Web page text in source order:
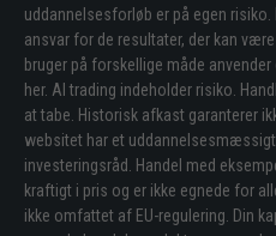
uddannelsesforløb er på egen
ansvar for de resultater, der kan
bruger på forskellige måde
her. Al trading indeholder risiko.
at tabe. Historisk afkast garanterer
websitet har et
investeringsråd. Handel med
kraftigt i pris og er ikke egnede for
ikke omfattet af EU-regulering. Din